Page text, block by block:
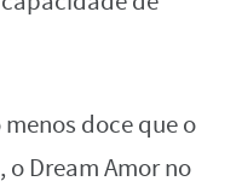
doce que o
o Dream Amor no